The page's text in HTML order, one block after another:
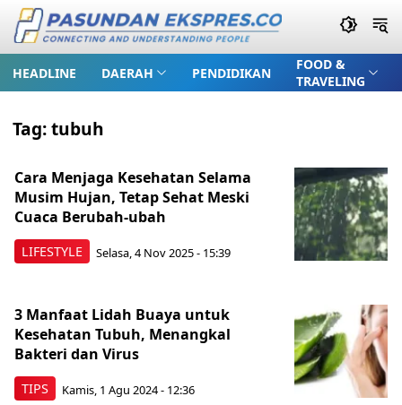
HEADLINE DAERAH PENDIDIKAN
FOOD &
TRAVELING
Tag:tubuh
LIFESTYLE
Cara Menjaga Kesehatan Selama
Musim Hujan, Tetap Sehat Meski
Cuaca Berubah-ubah
Selasa, 4 Nov 2025 - 15:39
TIPS
3 Manfaat Lidah Buaya untuk
Kesehatan Tubuh, Menangkal
Bakteri dan Virus
Kamis, 1 Agu 2024 - 12:36